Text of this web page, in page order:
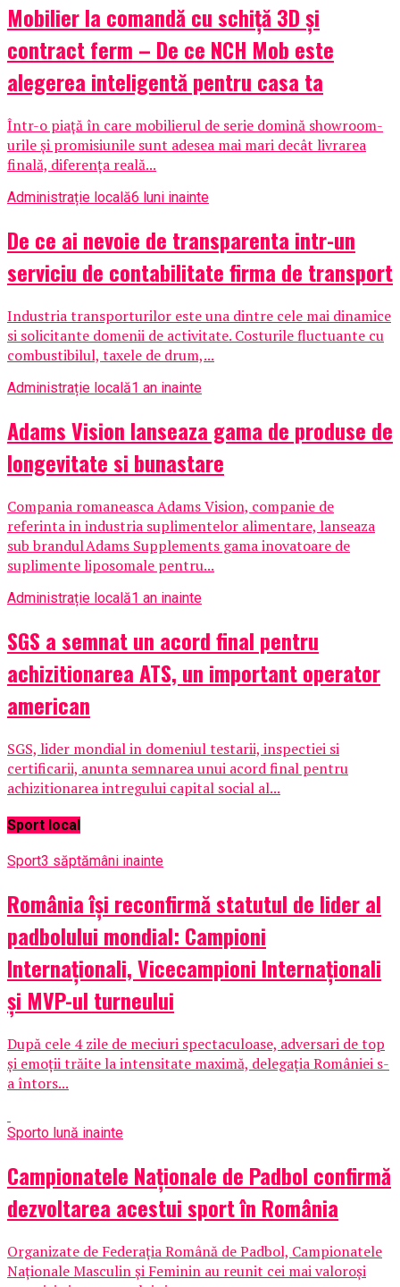
Mobilier la comandă cu schiță 3D și
contract ferm – De ce NCH Mob este
alegerea inteligentă pentru casa ta
Într-o piață în care mobilierul de serie domină showroom-
urile și promisiunile sunt adesea mai mari decât livrarea
finală, diferența reală...
Administrație locală6 luni inainte
De ce ai nevoie de transparenta intr-un
serviciu de contabilitate firma de transport
Industria transporturilor este una dintre cele mai dinamice
si solicitante domenii de activitate. Costurile fluctuante cu
combustibilul, taxele de drum,...
Administrație locală1 an inainte
Adams Vision lanseaza gama de produse de
longevitate si bunastare
Compania romaneasca Adams Vision, companie de
referinta in industria suplimentelor alimentare, lanseaza
sub brandul Adams Supplements gama inovatoare de
suplimente liposomale pentru...
Administrație locală1 an inainte
SGS a semnat un acord final pentru
achizitionarea ATS, un important operator
american
SGS, lider mondial in domeniul testarii, inspectiei si
certificarii, anunta semnarea unui acord final pentru
achizitionarea intregului capital social al...
Sport local
Sport3 săptămâni inainte
România își reconfirmă statutul de lider al
padbolului mondial: Campioni
Internaționali, Vicecampioni Internaționali
și MVP-ul turneului
După cele 4 zile de meciuri spectaculoase, adversari de top
și emoții trăite la intensitate maximă, delegația României s-
a întors...
Sporto lună inainte
Campionatele Naționale de Padbol confirmă
dezvoltarea acestui sport în România
Organizate de Federația Română de Padbol, Campionatele
Naționale Masculin și Feminin au reunit cei mai valoroși